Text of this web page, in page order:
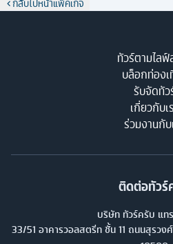
กลับไปหน้าแพ็คเกจ
ทัวร์ตามไลฟ์
บล็อกท่องเ
รับจัดทัว
เกี่ยวกับเ
ร่วมงานกับ
ติดต่อทัวร์
บริษัท ทัวร์ครับ แท
33/51 อาคารวอลสตรีท ชั้น 11 ถนนสุรว